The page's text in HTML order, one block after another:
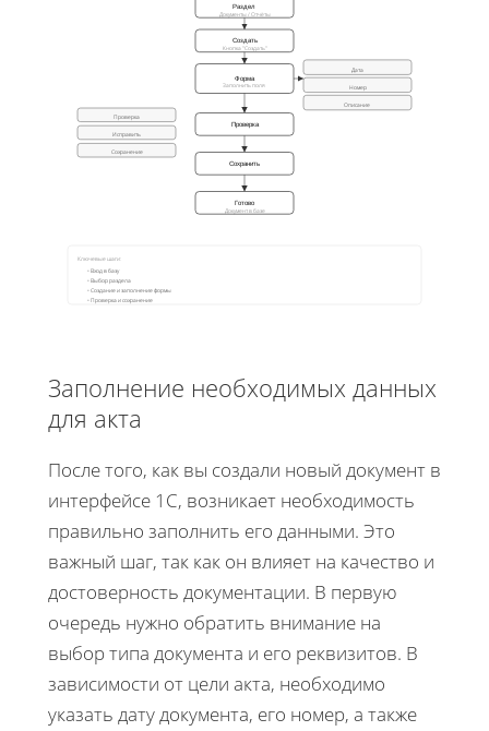
Раздел
Документы / Отчёты
Создать
Кнопка "Создать"
Форма
Заполнить поля
Дата
Номер
Описание
Проверка
Проверка
Исправить
Сохранение
Сохранить
Готово
Документ в базе
Ключевые шаги:
• Вход в базу
• Выбор раздела
• Создание и заполнение формы
• Проверка и сохранение
Заполнение необходимых данных
для акта
После того, как вы создали новый документ в
интерфейсе 1С, возникает необходимость
правильно заполнить его данными. Это
важный шаг, так как он влияет на качество и
достоверность документации. В первую
очередь нужно обратить внимание на
выбор типа документа и его реквизитов. В
зависимости от цели акта, необходимо
указать дату документа, его номер, а также